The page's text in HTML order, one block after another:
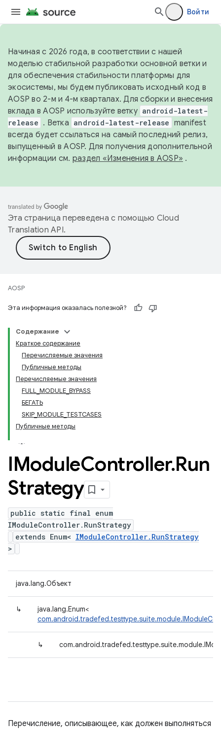
Войти
Начиная с 2026 года, в соответствии с нашей
моделью стабильной разработки основной ветки и
для обеспечения стабильности платформы для
экосистемы, мы будем публиковать исходный код в
AOSP во 2-м и 4-м кварталах. Для сборки и внесения
вклада в AOSP используйте ветку android-latest-
release . Ветка android-latest-release manifest
всегда будет ссылаться на самый последний релиз,
выпущенный в AOSP. Для получения дополнительной
информации см. раздел «Изменения в AOSP» .
Эта страница переведена с помощью Cloud
Translation API.
AOSP
Эта информация оказалась полезной?
Содержание
Краткое содержание
Перечисляемые значения
Публичные методы
Перечисляемые значения
FULL_MODULE_BYPASS
БЕГАТЬ
SKIP_MODULE_TESTCASES
Публичные методы
IModuleController.Run
Strategy
public static final enum
IModuleController.RunStrategy
extends Enum< IModuleController.RunStrategy
>
java.lang.Объект
↳
java.lang.Enum<
↳
Перечисление, описывающее, как должен выполняться